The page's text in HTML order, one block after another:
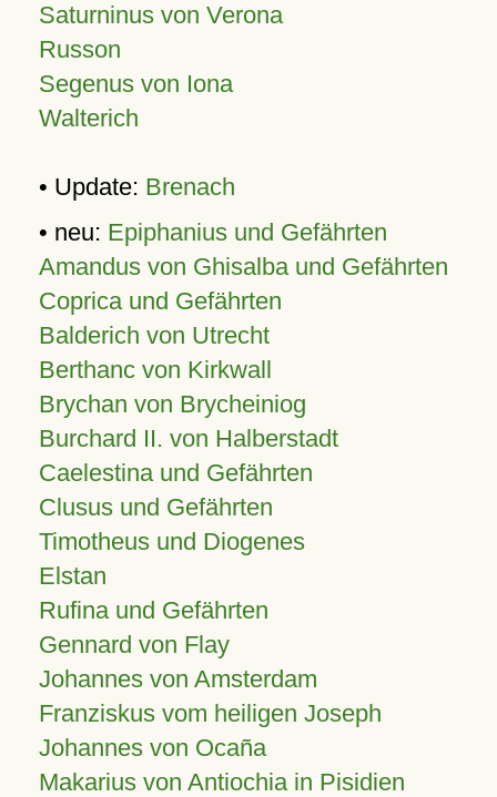
Saturninus von Verona
Russon
Segenus von Iona
Walterich
• Update: Brenach
• neu: Epiphanius und Gefährten
Amandus von Ghisalba und Gefährten
Coprica und Gefährten
Balderich von Utrecht
Berthanc von Kirkwall
Brychan von Brycheiniog
Burchard II. von Halberstadt
Caelestina und Gefährten
Clusus und Gefährten
Timotheus und Diogenes
Elstan
Rufina und Gefährten
Gennard von Flay
Johannes von Amsterdam
Franziskus vom heiligen Joseph
Johannes von Ocaña
Makarius von Antiochia in Pisidien